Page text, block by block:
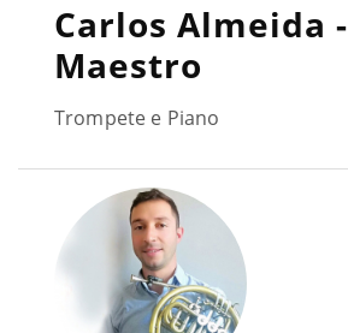
Carlos Almeida -
Maestro
Trompete e Piano